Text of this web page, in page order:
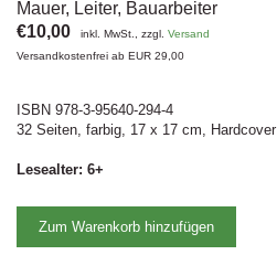
Mauer, Leiter, Bauarbeiter
€10,00
inkl. MwSt., zzgl. Versand
Versandkostenfrei ab EUR 29,00
ISBN 978-3-95640-294-4
32 Seiten, farbig, 17 x 17 cm, Hardcover
Lesealter: 6+
Zum Warenkorb hinzufügen